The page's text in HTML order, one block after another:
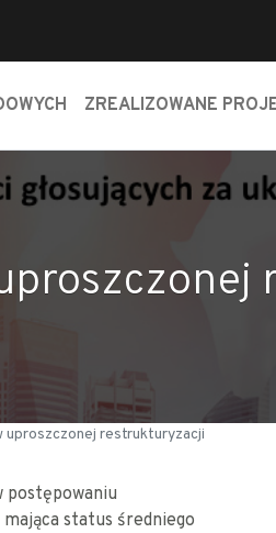
ZREALIZOWANE
uproszczonej restrukturyzacji
postępowaniu
status średniego